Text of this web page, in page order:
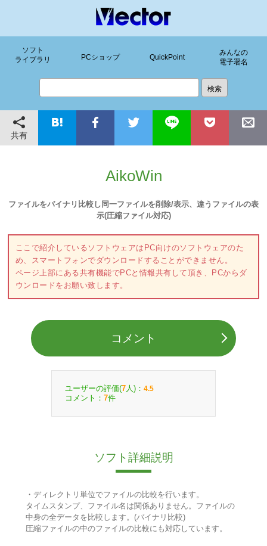
ソフト
ライブラリ
PCショップ QuickPoint
みんなの
電子署名
共有
AikoWin
ファイルをバイナリ比較し同一ファイルを削除/表示、違うファイルの表
示(圧縮ファイル対応)
ここで紹介しているソフトウェアはPC向けのソフトウェアのた
め、スマートフォンでダウンロードすることができません。
ページ上部にある共有機能でPCと情報共有して頂き、PCからダ
ウンロードをお願い致します。
コメント
ユーザーの評価(7 人)： 4.5
コメント： 7件
ソフト詳細説明
・ディレクトリ単位でファイルの比較を行います。
タイムスタンプ、ファイル名は関係ありません。ファイルの
中身の全データを比較します。(バイナリ比較)
圧縮ファイルの中のファイルの比較にも対応しています。